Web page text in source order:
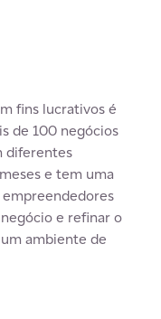
fins lucrativos é
de 100 negócios
diferentes
e tem uma
e refinar o
ambiente de